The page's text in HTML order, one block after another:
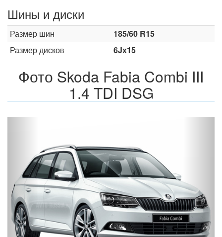
Шины и диски
Размер шин
185/60 R15
Размер дисков
6Jx15
Фото Skoda Fabia Combi III
1.4 TDI DSG